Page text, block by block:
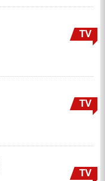
TV
TV
TV